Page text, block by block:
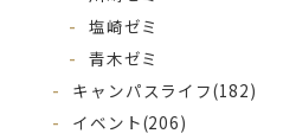
塩崎ゼミ
青木ゼミ
キャンパスライフ(182)
イベント(206)